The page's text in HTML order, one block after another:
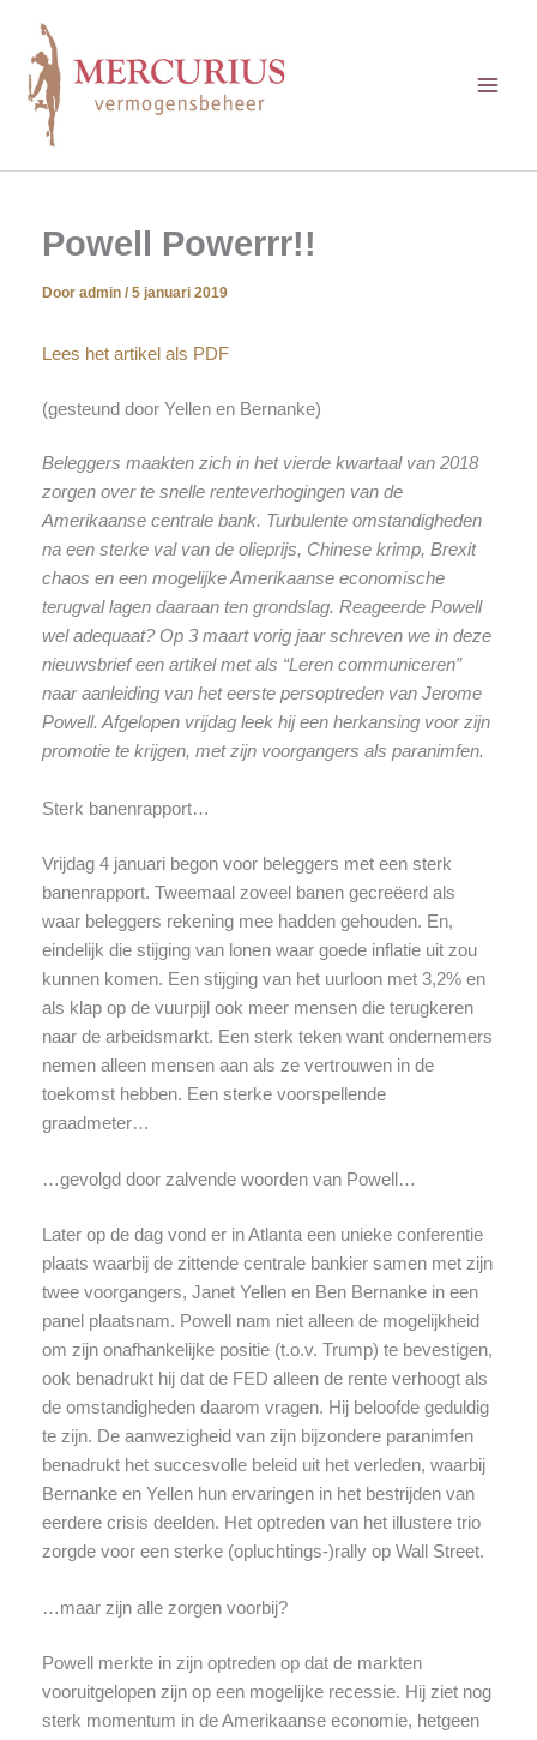
inhoud
Powell Powerrr!!
Door admin / 5 januari 2019
Lees het artikel als PDF
(gesteund door Yellen en Bernanke)
Beleggers maakten zich in het vierde kwartaal van 2018
zorgen over te snelle renteverhogingen van de
Amerikaanse centrale bank. Turbulente omstandigheden
na een sterke val van de olieprijs, Chinese krimp, Brexit
chaos en een mogelijke Amerikaanse economische
terugval lagen daaraan ten grondslag. Reageerde Powell
wel adequaat? Op 3 maart vorig jaar schreven we in deze
nieuwsbrief een artikel met als “Leren communiceren”
naar aanleiding van het eerste persoptreden van Jerome
Powell. Afgelopen vrijdag leek hij een herkansing voor zijn
promotie te krijgen, met zijn voorgangers als paranimfen.
Sterk banenrapport…
Vrijdag 4 januari begon voor beleggers met een sterk
banenrapport. Tweemaal zoveel banen gecreëerd als
waar beleggers rekening mee hadden gehouden. En,
eindelijk die stijging van lonen waar goede inflatie uit zou
kunnen komen. Een stijging van het uurloon met 3,2% en
als klap op de vuurpijl ook meer mensen die terugkeren
naar de arbeidsmarkt. Een sterk teken want ondernemers
nemen alleen mensen aan als ze vertrouwen in de
toekomst hebben. Een sterke voorspellende
graadmeter…
…gevolgd door zalvende woorden van Powell…
Later op de dag vond er in Atlanta een unieke conferentie
plaats waarbij de zittende centrale bankier samen met zijn
twee voorgangers, Janet Yellen en Ben Bernanke in een
panel plaatsnam. Powell nam niet alleen de mogelijkheid
om zijn onafhankelijke positie (t.o.v. Trump) te bevestigen,
ook benadrukt hij dat de FED alleen de rente verhoogt als
de omstandigheden daarom vragen. Hij beloofde geduldig
te zijn. De aanwezigheid van zijn bijzondere paranimfen
benadrukt het succesvolle beleid uit het verleden, waarbij
Bernanke en Yellen hun ervaringen in het bestrijden van
eerdere crisis deelden. Het optreden van het illustere trio
zorgde voor een sterke (opluchtings-)rally op Wall Street.
…maar zijn alle zorgen voorbij?
Powell merkte in zijn optreden op dat de markten
vooruitgelopen zijn op een mogelijke recessie. Hij ziet nog
sterk momentum in de Amerikaanse economie, hetgeen